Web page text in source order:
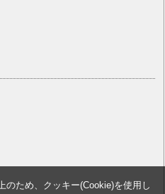
のため、クッキー(Cookie)を使用し